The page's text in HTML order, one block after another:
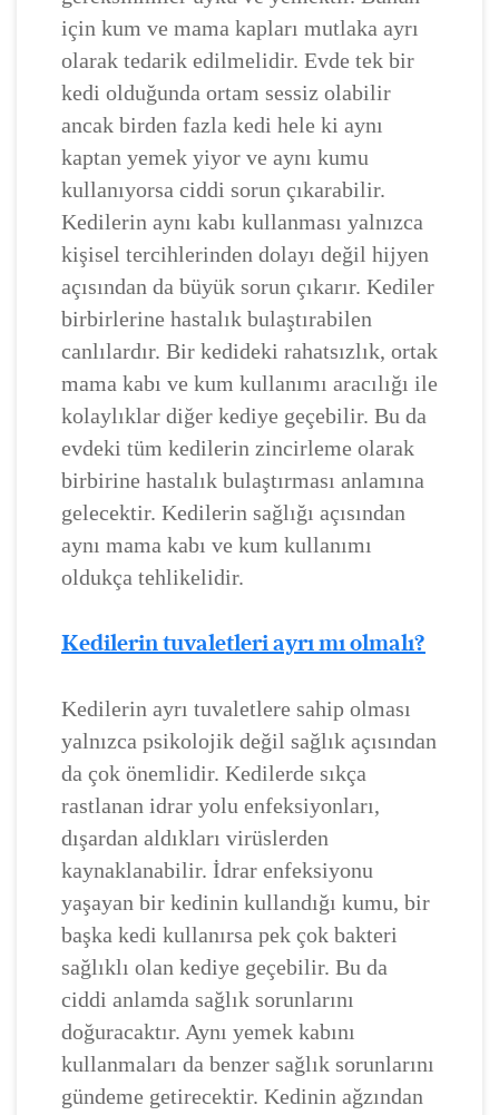
için kum ve mama kapları mutlaka ayrı
olarak tedarik edilmelidir. Evde tek bir
kedi olduğunda ortam sessiz olabilir
ancak birden fazla kedi hele ki aynı
kaptan yemek yiyor ve aynı kumu
kullanıyorsa ciddi sorun çıkarabilir.
Kedilerin aynı kabı kullanması yalnızca
kişisel tercihlerinden dolayı değil hijyen
açısından da büyük sorun çıkarır. Kediler
birbirlerine hastalık bulaştırabilen
canlılardır. Bir kedideki rahatsızlık, ortak
mama kabı ve kum kullanımı aracılığı ile
kolaylıklar diğer kediye geçebilir. Bu da
evdeki tüm kedilerin zincirleme olarak
birbirine hastalık bulaştırması anlamına
gelecektir. Kedilerin sağlığı açısından
aynı mama kabı ve kum kullanımı
oldukça tehlikelidir.
Kedilerin tuvaletleri ayrı mı olmalı?
Kedilerin ayrı tuvaletlere sahip olması
yalnızca psikolojik değil sağlık açısından
da çok önemlidir. Kedilerde sıkça
rastlanan idrar yolu enfeksiyonları,
dışardan aldıkları virüslerden
kaynaklanabilir. İdrar enfeksiyonu
yaşayan bir kedinin kullandığı kumu, bir
başka kedi kullanırsa pek çok bakteri
sağlıklı olan kediye geçebilir. Bu da
ciddi anlamda sağlık sorunlarını
doğuracaktır. Aynı yemek kabını
kullanmaları da benzer sağlık sorunlarını
gündeme getirecektir. Kedinin ağzından